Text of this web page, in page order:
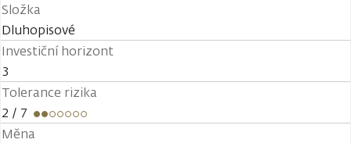
Složka
Dluhopisové
Investiční horizont
3
Tolerance rizika
2 / 7
Měna